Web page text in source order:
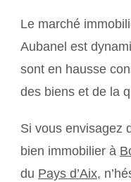
Le marché
Aubanel est
sont en hausse
des biens et de la
Si vous envisagez
bien immobilier à
du Pays d’Aix,